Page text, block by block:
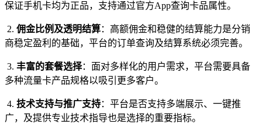
保证手机卡均为正品，支持通过官方App查询卡品属性。
2. 佣金比例及透明结算：高额佣金和稳健的结算能力是分销
商稳定盈利的基础，平台的订单查询及结算系统必须完善。
3. 丰富的套餐选择：面对多样化的用户需求，平台需要具备
多种流量卡产品规格以吸引更多客户。
4. 技术支持与推广支持：平台是否支持多端展示、一键推
广，及提供专业技术指导也是选择的重要指标。